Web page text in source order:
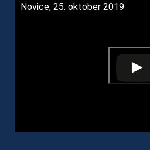
Novice, 25. oktober 2019